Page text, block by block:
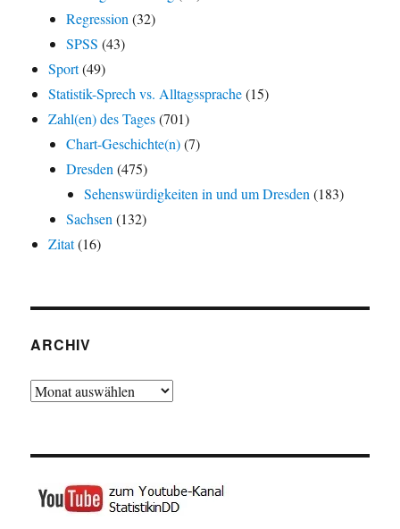
Regression (32)
SPSS (43)
Sport(49)
Statistik-Sprech vs. Alltagssprache(15)
Zahl(en) des Tages(701)
Chart-Geschichte(n)(7)
Dresden (475)
Sehenswürdigkeiten in und um Dresden (183)
Sachsen (132)
Zitat(16)
ARCHIV
Archiv